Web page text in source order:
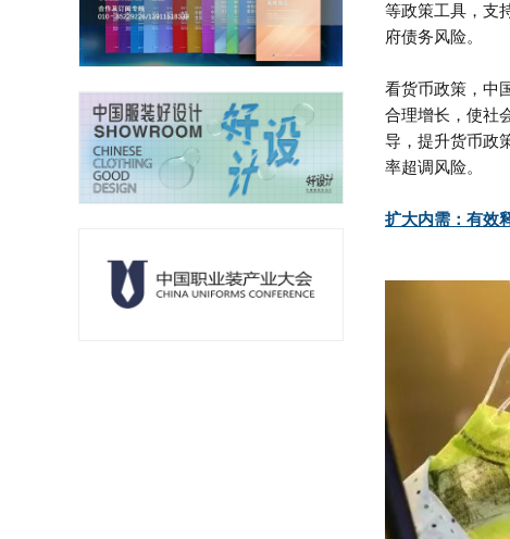
等政策工具，支
府债务风险。
看货币政策，中
合理增长，使社
导，提升货币政
率超调风险。
扩大内需：有效